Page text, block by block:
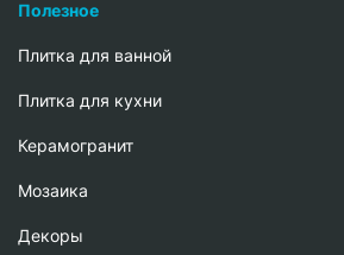
Полезное
Плитка для ванной
Плитка для кухни
Керамогранит
Мозаика
Декоры